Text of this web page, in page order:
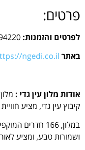
פרטים:
לפרטים והזמנות:
באתר ngedi.co.il
אודות מלון עין גדי :
קיבוץ עין גדי, מציע
במלון, 166
ושמורות טבע, ומציע